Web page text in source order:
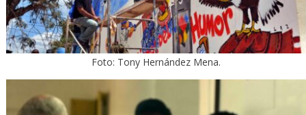
Foto: Tony Hernández Mena.